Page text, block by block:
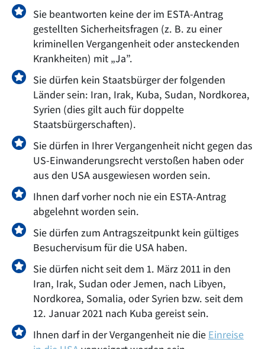
Sie beantworten keine der im ESTA-Antrag
gestellten Sicherheitsfragen (z. B. zu einer
kriminellen Vergangenheit oder ansteckenden
Krankheiten) mit „Ja”.
Sie dürfen kein Staatsbürger der folgenden
Länder sein: Iran, Irak, Kuba, Sudan, Nordkorea,
Syrien (dies gilt auch für doppelte
Staatsbürgerschaften).
Sie dürfen in Ihrer Vergangenheit nicht gegen das
US-Einwanderungsrecht verstoßen haben oder
aus den USA ausgewiesen worden sein.
Ihnen darf vorher noch nie ein ESTA-Antrag
abgelehnt worden sein.
Sie dürfen zum Antragszeitpunkt kein gültiges
Besuchervisum für die USA haben.
Sie dürfen nicht seit dem 1. März 2011 in den
Iran, Irak, Sudan oder Jemen, nach Libyen,
Nordkorea, Somalia, oder Syrien bzw. seit dem
12. Januar 2021 nach Kuba gereist sein.
Ihnen darf in der Vergangenheit nie die Einreise